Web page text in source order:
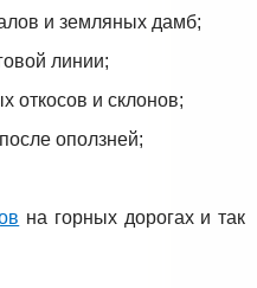
и земляных дамб;
линии;
откосов и склонов;
оползней;
на горных дорогах и так